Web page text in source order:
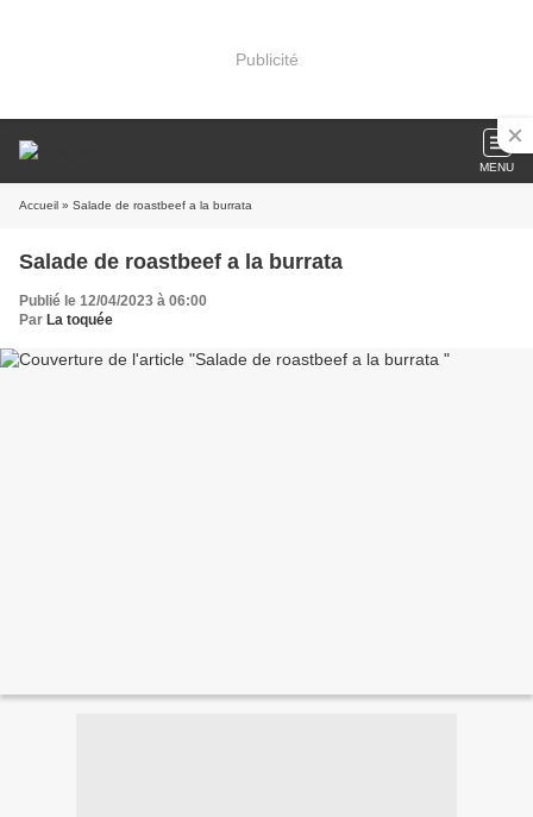
Publicité
MENU
Accueil » Salade de roastbeef a la burrata
Salade de roastbeef a la burrata
Publié le 12/04/2023 à 06:00
Par La toquée